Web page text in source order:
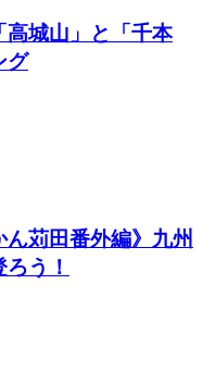
高城山」と「千本
グ
ん苅田番外編》九州
う！